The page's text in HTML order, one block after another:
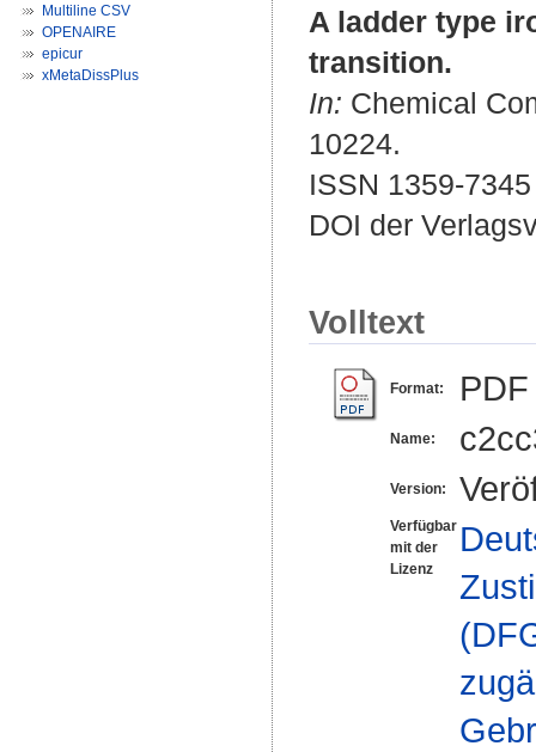
Multiline CSV
OPENAIRE
epicur
xMetaDissPlus
A ladder type
transition.
In: Chemical
10224.
ISSN 1359-7345
DOI der
Volltext
Format: PDF
Name:
Version:
Verfügbar
mit der
Lizenz